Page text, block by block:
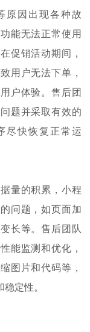
原因出现各种故
能无法正常使用
促销活动期间，
用户无法下单，
户体验。售后团
题并采取有效的
尽快恢复正常运
量的积累，小程
问题，如页面加
长等。售后团队
能监测和优化，
图片和代码等，
定性。